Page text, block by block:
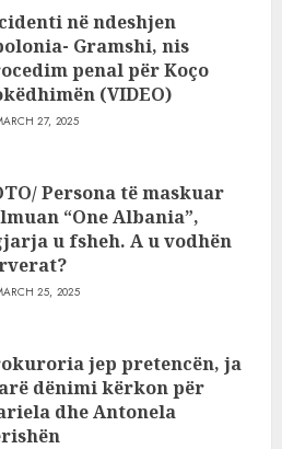
në ndeshjen
Gramshi, nis
penal për Koço
(VIDEO)
27, 2025
Persona të maskuar
“One Albania”,
u fsheh. A u vodhën
25, 2025
jep pretencën, ja
dënimi kërkon për
dhe Antonela